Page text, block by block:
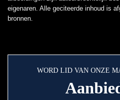
eigenaren. Alle geciteerde inhoud is
bronnen.
WORD LID VAN ONZE